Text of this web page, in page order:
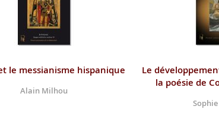
le messianisme hispanique
Alain Milhou
Le
la poésie de